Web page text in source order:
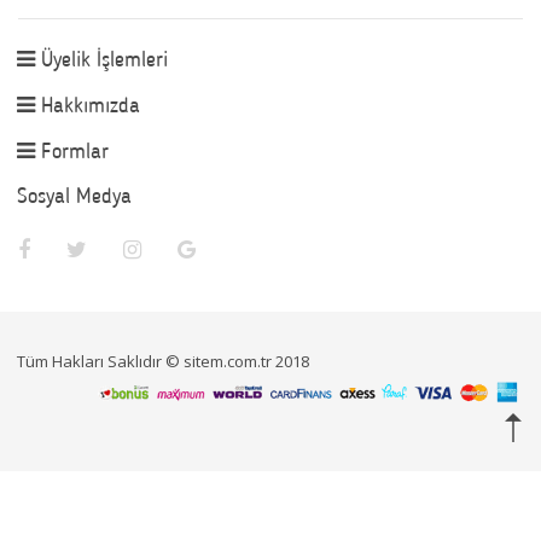
Üyelik İşlemleri
Hakkımızda
Formlar
Sosyal Medya
Tüm Hakları Saklıdır © sitem.com.tr 2018